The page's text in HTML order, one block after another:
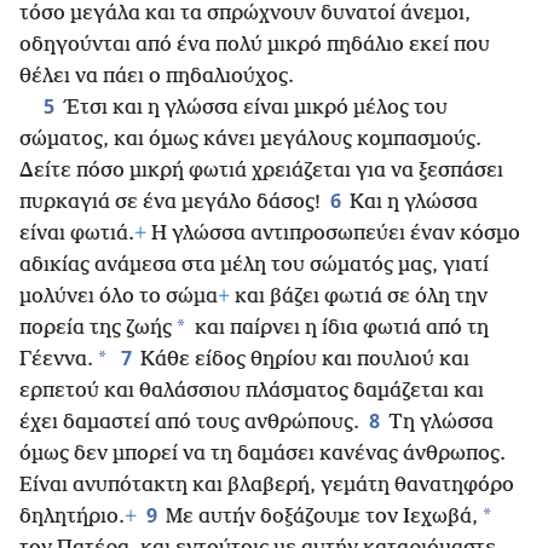
τόσο μεγάλα και τα σπρώχνουν δυνατοί άνεμοι,
οδηγούνται από ένα πολύ μικρό πηδάλιο εκεί που
θέλει να πάει ο πηδαλιούχος.
5 Έτσι και η γλώσσα είναι μικρό μέλος του
σώματος, και όμως κάνει μεγάλους κομπασμούς.
Δείτε πόσο μικρή φωτιά χρειάζεται για να ξεσπάσει
πυρκαγιά σε ένα μεγάλο δάσος! 6 Και η γλώσσα
είναι φωτιά.+ Η γλώσσα αντιπροσωπεύει έναν κόσμο
αδικίας ανάμεσα στα μέλη του σώματός μας, γιατί
μολύνει όλο το σώμα+ και βάζει φωτιά σε όλη την
πορεία της ζωής * και παίρνει η ίδια φωτιά από τη
Γέεννα. * 7 Κάθε είδος θηρίου και πουλιού και
ερπετού και θαλάσσιου πλάσματος δαμάζεται και
έχει δαμαστεί από τους ανθρώπους. 8 Τη γλώσσα
όμως δεν μπορεί να τη δαμάσει κανένας άνθρωπος.
Είναι ανυπότακτη και βλαβερή, γεμάτη θανατηφόρο
δηλητήριο.+ 9 Με αυτήν δοξάζουμε τον Ιεχωβά, *